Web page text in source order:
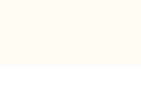
de plage, tels que
pour garder vos